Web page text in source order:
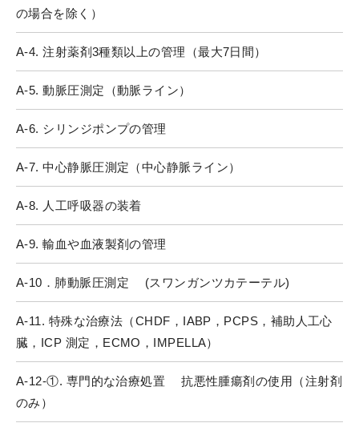
の場合を除く）
A-4. 注射薬剤3種類以上の管理（最大7日間）
A-5. 動脈圧測定（動脈ライン）
A-6. シリンジポンプの管理
A-7. 中心静脈圧測定（中心静脈ライン）
A-8. 人工呼吸器の装着
A-9. 輸血や血液製剤の管理
A-10．肺動脈圧測定 (スワンガンツカテーテル)
A-11. 特殊な治療法（CHDF，IABP，PCPS，補助人工心
臓，ICP 測定，ECMO，IMPELLA）
A-12-①. 専門的な治療処置 抗悪性腫瘍剤の使用（注射剤
のみ）